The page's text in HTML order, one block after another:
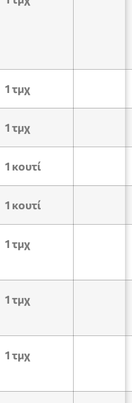
1 τμχ
1 τμχ
1 κουτί
1 κουτί
1 τμχ
1 τμχ
1 τμχ